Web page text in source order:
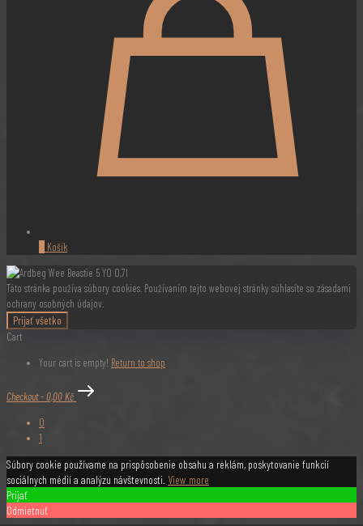
Košík
Táto stránka používa súbory cookies. Používaním tejto webovej stránky súhlasíte so zásadami
ochrany osobných údajov.
Prijať všetko
Cart
Your cart is empty! Return to shop
Checkout-0,00 Kč
0
1
Súbory cookie používame na prispôsobenie obsahu a reklám, poskytovanie funkcií
sociálnych médií a analýzu návštevnosti. View more
Prijať
Odmietnuť